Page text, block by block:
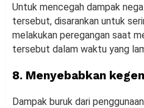
Untuk mencegah dampak
tersebut, disarankan untuk
melakukan peregangan saat
tersebut dalam waktu yang
8. Menyebabkan
Dampak buruk dari